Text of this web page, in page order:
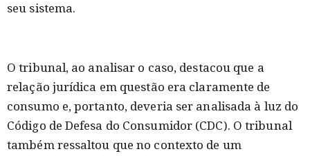
seu sistema.
O tribunal, ao analisar o caso, destacou que a
relação jurídica em questão era claramente de
consumo e, portanto, deveria ser analisada à luz do
Código de Defesa do Consumidor (CDC). O tribunal
também ressaltou que no contexto de um